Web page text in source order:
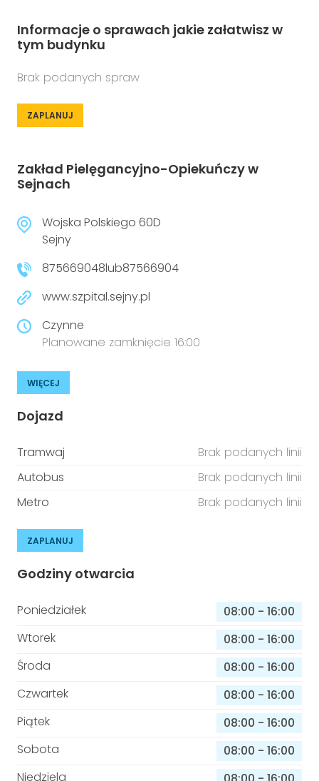
Informacje o sprawach jakie załatwisz w
tym budynku
Brak podanych spraw
ZAPLANUJ
Zakład Pielęgancyjno-Opiekuńczy w
Sejnach
Wojska Polskiego 60D
Sejny
875669048lub87566904
www.szpital.sejny.pl
Czynne
Planowane zamknięcie 16:00
WIĘCEJ
Dojazd
Tramwaj
Brak podanych linii
Autobus
Brak podanych linii
Metro
Brak podanych linii
ZAPLANUJ
Godziny otwarcia
Poniedziałek 08:00 - 16:00
Wtorek
08:00 - 16:00
Środa
08:00 - 16:00
Czwartek
08:00 - 16:00
Piątek
08:00 - 16:00
Sobota
08:00 - 16:00
Niedziela